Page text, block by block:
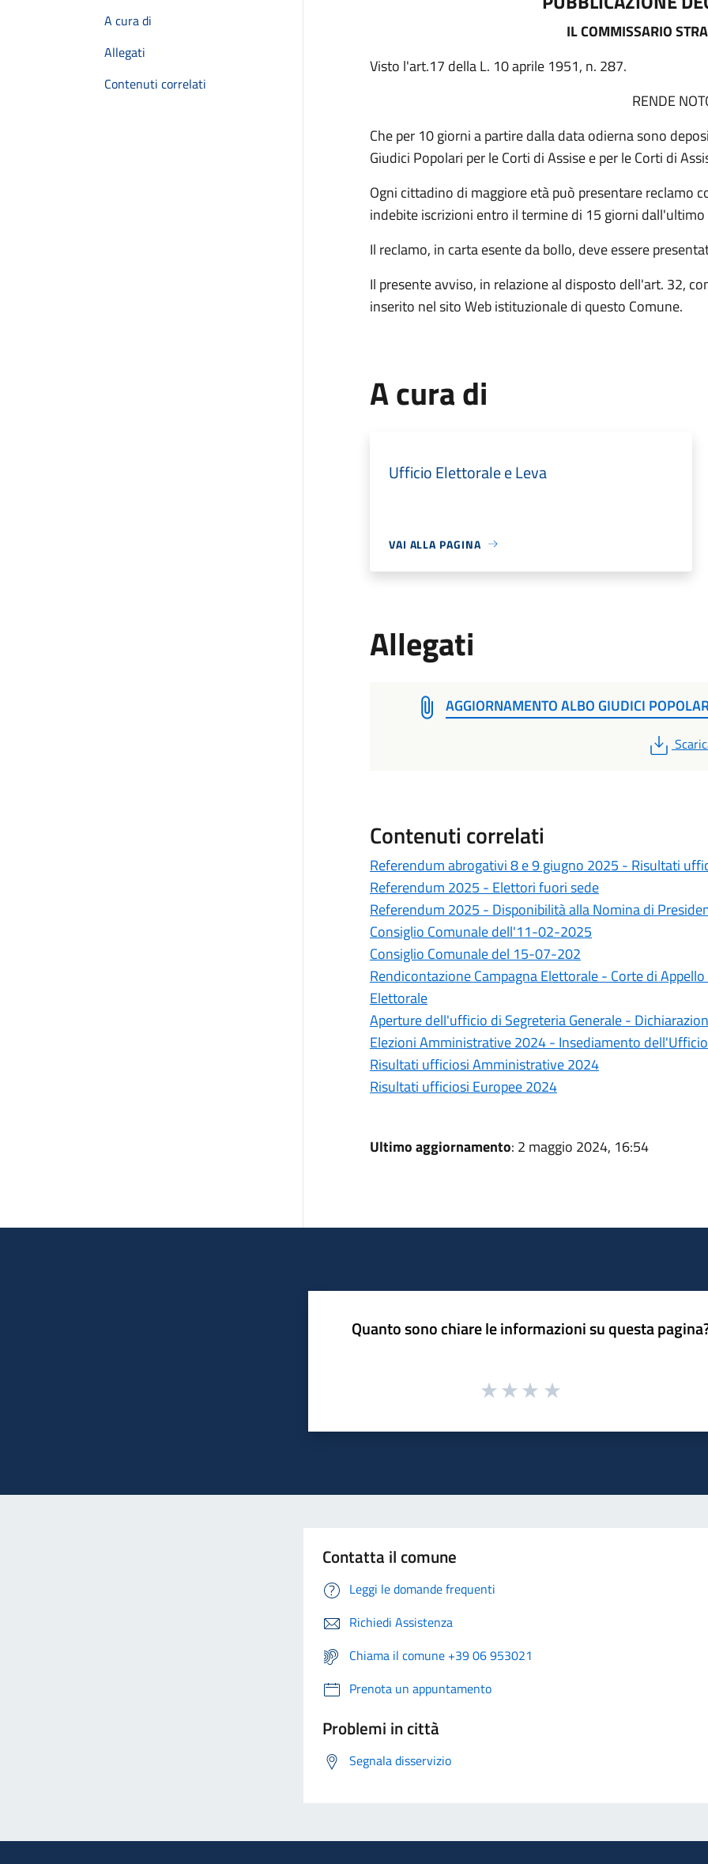
A cura di
Allegati
Contenuti correlati
IL COMMISSARIO
Visto l'art.17 della L. 10 aprile 1951, n. 287.
RENDE
Che per 10 giorni a partire dalla data odierna sono
Giudici Popolari per le Corti di Assise e per le Corti di
Ogni cittadino di maggiore età può presentare reclamo
indebite iscrizioni entro il termine di 15 giorni dall'ultimo
Il reclamo, in carta esente da bollo, deve essere
Il presente avviso, in relazione al disposto dell'art. 32,
inserito nel sito Web istituzionale di questo Comune.
A cura di
Ufficio Elettorale e Leva
VAI ALLA PAGINA
Allegati
AGGIORNAMENTO ALBO GIUDICI
PDF
Contenuti correlati
Referendum abrogativi 8 e 9 giugno 2025 - Risultati
Referendum 2025 - Elettori fuori sede
Referendum 2025 - Disponibilità alla Nomina di
Consiglio Comunale dell'11-02-2025
Consiglio Comunale del 15-07-202
Rendicontazione Campagna Elettorale - Corte di
Elettorale
Aperture dell'ufficio di Segreteria Generale -
Elezioni Amministrative 2024 - Insediamento
Risultati ufficiosi Amministrative 2024
Risultati ufficiosi Europee 2024
Ultimo aggiornamento: 2 maggio 2024, 16:54
Quanto sono chiare le informazioni su questa
Contatta il comune
Leggi le domande frequenti
Richiedi Assistenza
Chiama il comune +39 06 953021
Prenota un appuntamento
Problemi in città
Segnala disservizio